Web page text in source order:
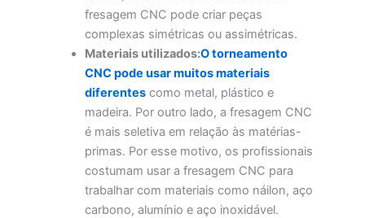
fresagem CNC pode criar peças
complexas simétricas ou assimétricas.
Materiais utilizados:O torneamento
CNC pode usar muitos materiais
diferentescomo metal, plástico e
madeira. Por outro lado, a fresagem CNC
é mais seletiva em relação às matérias-
primas. Por esse motivo, os profissionais
costumam usar a fresagem CNC para
trabalhar com materiais como náilon, aço
carbono, alumínio e aço inoxidável.